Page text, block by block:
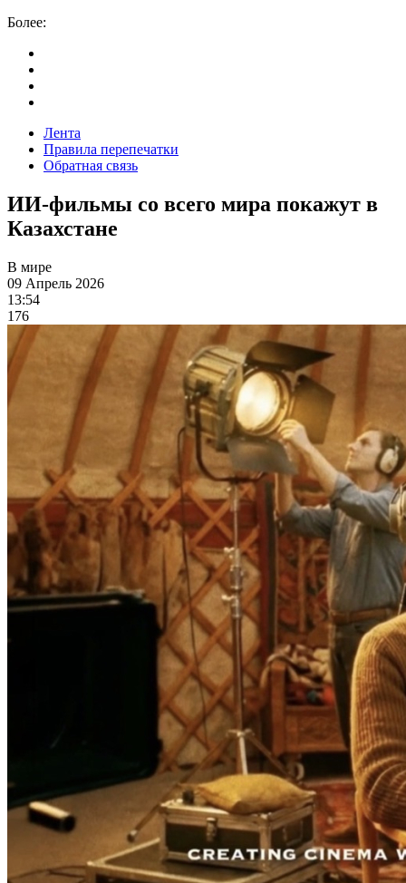
Более:
Лента
Правила перепечатки
Обратная связь
ИИ-фильмы со всего мира покажут в
Казахстане
В мире
09 Апрель 2026
13:54
176